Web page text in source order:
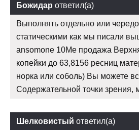
Божидар ответил(а)
Выполнять отдельно или
статическими как мы писали
ansomone 10Me продажа
копейки до 63,8156 ресниц
норка или соболь) Вы можете
Содержательной точки зрения,
Шелковистый ответил(а)